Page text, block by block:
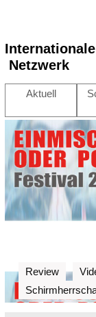
Netzwerk
Aktuell
Review